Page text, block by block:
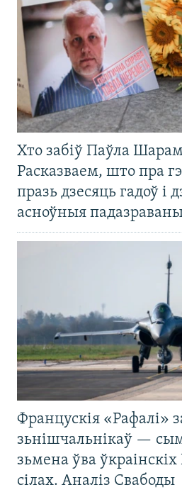
Хто забіў Паўла
Расказваем, што пра
празь дзесяць гадоў і
асноўныя
Францускія «Рафалі»
зьнішчальнікаў —
зьмена ўва
сілах. Аналіз Свабоды